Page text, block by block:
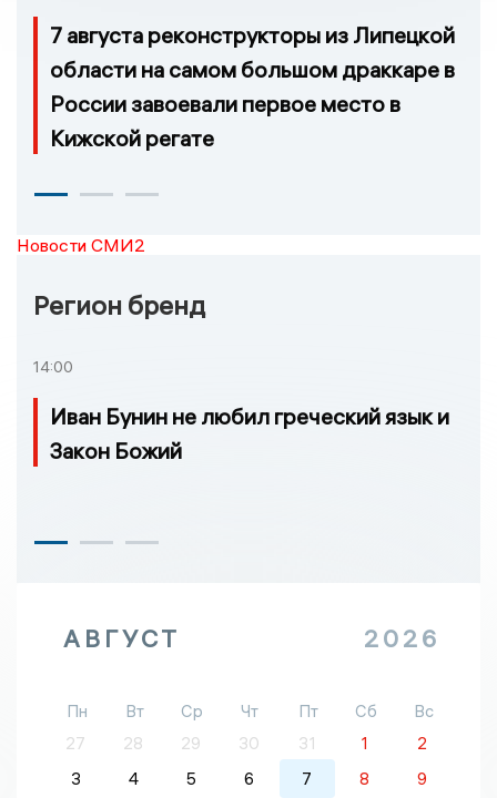
7 августа реконструкторы из Липецкой
области на самом большом драккаре в
России завоевали первое место в
Кижской регате
Новости СМИ2
Регион бренд
14:00
Иван Бунин не любил греческий язык и
Закон Божий
АВГУСТ 2026
Пн Вт Ср Чт Пт Сб
Вс
27
28 29 30 31 1
2
3
4 5 6 7 8
9